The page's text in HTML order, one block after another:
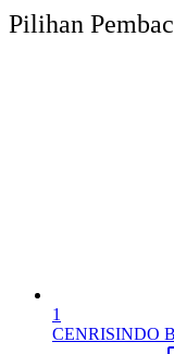
Pilihan
1
CENRISINDO